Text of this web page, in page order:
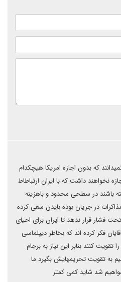
که بدون اجازه امریکا هیچکدام
نخواهند داشت که با ایران ارتباطاط
باشند در سطحی محدود و باهزینه
در جریان بوده بایدن سعی کرده
فشار قرار ندهد تا ایران برای احیای
فکر کرده اند که بخاطر دیپلماسی
تقویت کنند بنابر این نیاز به برجام
به تقویت تحریمهایش بگیرد ما
شد شاید کمی کمتر